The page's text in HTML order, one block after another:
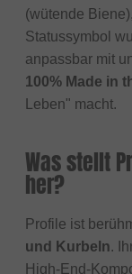
(wütende
Statussymbol
anpassbar mit
100% Made in
Leben" macht.
Was stellt
her?
Profile ist
und Kurbeln.
High-End-